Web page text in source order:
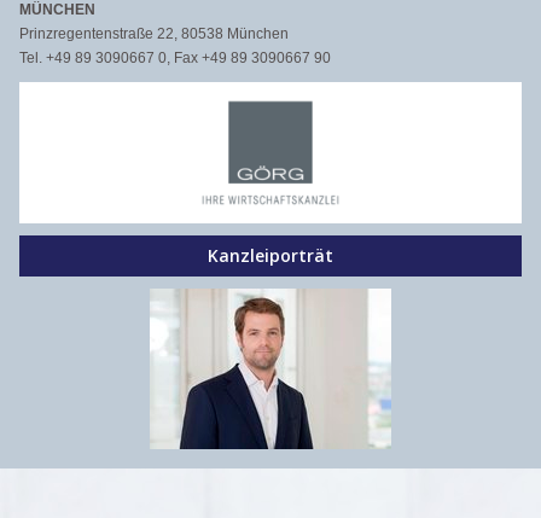
MÜNCHEN
Prinzregentenstraße 22, 80538 München
Tel. +49 89 3090667 0, Fax +49 89 3090667 90
Kanzleiporträt